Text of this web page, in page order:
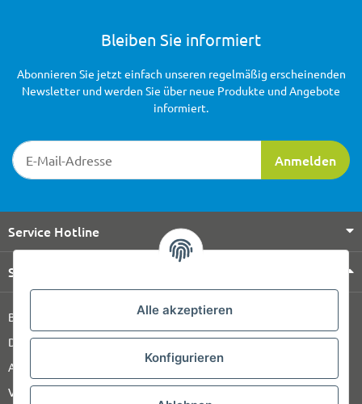
Alle akzeptieren
Konfigurieren
Bleiben Sie informiert
Newsletter-Registrierung
Anmelden
Abonnieren Sie jetzt einfach unseren regelmäßig erscheinenden
Newsletter und werden Sie über neue Produkte und Angebote
informiert.
Service Hotline
Shop Service
Barrierefreiheitserklärung
Datenschutz
AGB
Versandinformationen